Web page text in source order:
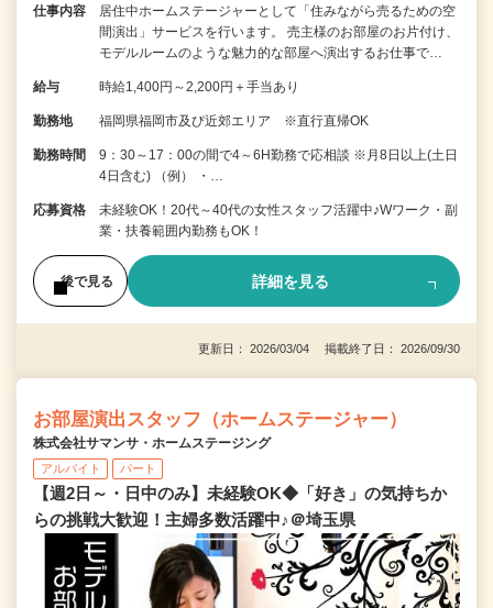
仕事内容
居住中ホームステージャーとして「住みながら売るための空
間演出」サービスを行います。 売主様のお部屋のお片付け、
モデルルームのような魅力的な部屋へ演出するお仕事で…
給与 時給1,400円～2,200円＋手当あり
勤務地 福岡県福岡市及び近郊エリア ※直行直帰OK
勤務時間
9：30～17：00の間で4～6H勤務で応相談 ※月8日以上(土日
4日含む) （例） ・…
応募資格
未経験OK！20代～40代の女性スタッフ活躍中♪Wワーク・副
業・扶養範囲内勤務もOK！
後で見る 詳細を見る
更新日： 2026/03/04 掲載終了日： 2026/09/30
お部屋演出スタッフ（ホームステージャー）
株式会社サマンサ・ホームステージング
アルバイト パート
【週2日～・日中のみ】未経験OK◆「好き」の気持ちか
らの挑戦大歓迎！主婦多数活躍中♪＠埼玉県